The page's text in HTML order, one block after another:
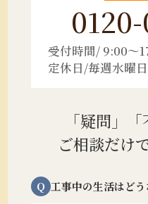
受付時間/ 9:00～
定休日/毎週水曜
「疑問」
ご相談だけ
Q 工事中の生活はどう